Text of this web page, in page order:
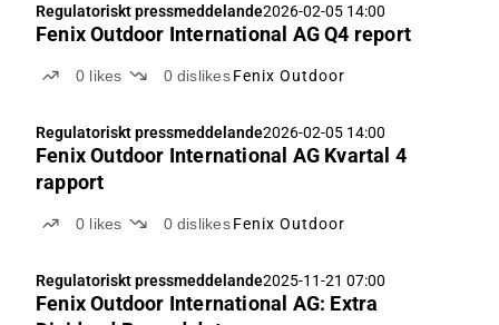
Regulatoriskt pressmeddelande2026-02-05 14:00
Fenix Outdoor International AG Q4 report
0 likes 0 dislikes Fenix Outdoor
Regulatoriskt pressmeddelande2026-02-05 14:00
Fenix Outdoor International AG Kvartal 4
rapport
0 likes 0 dislikes Fenix Outdoor
Regulatoriskt pressmeddelande2025-11-21 07:00
Fenix Outdoor International AG: Extra